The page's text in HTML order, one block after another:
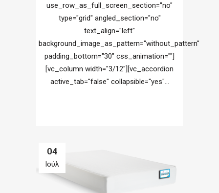
use_row_as_full_screen_section="no"
type="grid" angled_section="no"
text_align="left"
background_image_as_pattern="without_pattern"
padding_bottom="30" css_animation=""]
[vc_column width="3/12"][vc_accordion
active_tab="false" collapsible="yes"...
04
Ιούλ